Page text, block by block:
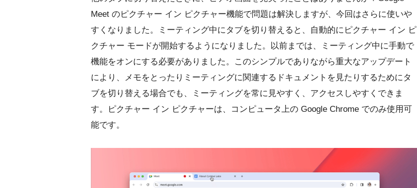
Meet のピクチャー イン ピクチャー機能で問題は解決しますが、今回はさらに使いや
すくなりました。ミーティング中にタブを切り替えると、自動的にピクチャー イン ピ
クチャー モードが開始するようになりました。以前までは、ミーティング中に手動で
機能をオンにする必要がありました。このシンプルでありながら重大なアップデート
により、メモをとったりミーティングに関連するドキュメントを見たりするためにタ
ブを切り替える場合でも、ミーティングを常に見やすく、アクセスしやすくできま
す。ピクチャー イン ピクチャーは、コンピュータ上の Google Chrome でのみ使用可
能です。